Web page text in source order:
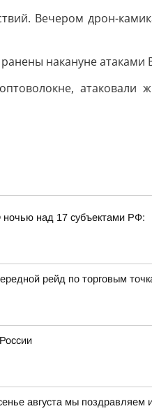
Вечером дрон-
накануне атаками
над 17 субъектами РФ:
рейд по торговым
августа мы поздравляем